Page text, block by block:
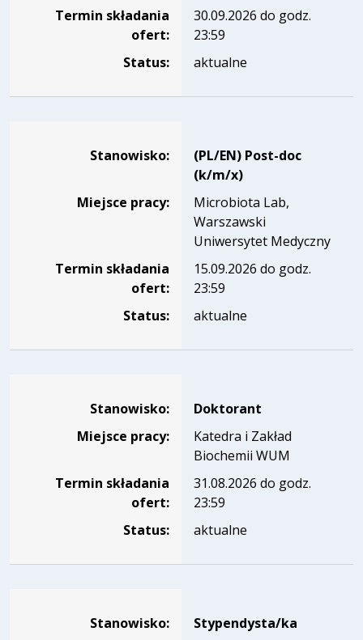
Termin składania
ofert:
30.09.2026 do godz.
23:59
Status:
aktualne
Stanowisko:
(PL/EN) Post-doc
(k/m/x)
Miejsce pracy:
Microbiota Lab,
Warszawski
Uniwersytet Medyczny
Termin składania
ofert:
15.09.2026 do godz.
23:59
Status:
aktualne
Stanowisko:
Doktorant
Miejsce pracy:
Katedra i Zakład
Biochemii WUM
Termin składania
ofert:
31.08.2026 do godz.
23:59
Status:
aktualne
Stanowisko:
Stypendysta/ka